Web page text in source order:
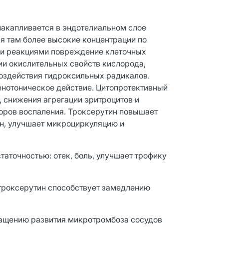
в эндотелиальном слое
там более высокие концентрации по
реакциями повреждение клеточных
окислительных свойств кислорода,
гидроксильных радикалов.
действие. Цитопротективный
агрегации эритроцитов и
воспаления. Троксерутин повышает
улучшает микроциркуляцию и
отек, боль, улучшает трофику
способствует замедлению
развития микротромбоза сосудов